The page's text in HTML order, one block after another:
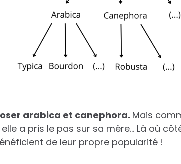
arabica et canephora. Mais
a pris le pas sur sa mère… Là où
de leur propre popularité !